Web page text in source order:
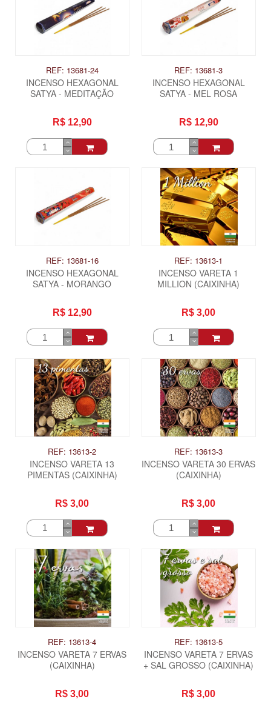
REF: 13681-24
INCENSO HEXAGONAL
SATYA - MEDITAÇÃO
R$ 12,90
REF: 13681-3
INCENSO HEXAGONAL
SATYA - MEL ROSA
R$ 12,90
REF: 13681-16
INCENSO HEXAGONAL
SATYA - MORANGO
R$ 12,90
REF: 13613-1
INCENSO VARETA 1
MILLION (CAIXINHA)
R$ 3,00
REF: 13613-2
INCENSO VARETA 13
PIMENTAS (CAIXINHA)
R$ 3,00
REF: 13613-3
INCENSO VARETA 30 ERVAS
(CAIXINHA)
R$ 3,00
REF: 13613-4
INCENSO VARETA 7 ERVAS
(CAIXINHA)
R$ 3,00
REF: 13613-5
INCENSO VARETA 7 ERVAS
+ SAL GROSSO (CAIXINHA)
R$ 3,00